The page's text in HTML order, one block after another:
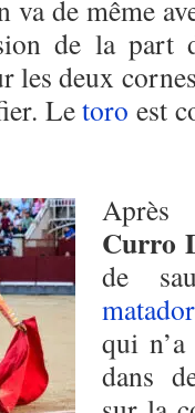
va de même
de la part
les deux
Letoro est
Curro
de
matador
qui
dans